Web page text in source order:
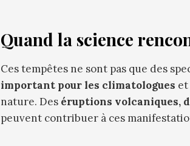
Quand la science
Ces tempêtes ne sont pas que des
important pour les climatologues
nature. Des éruptions volcaniques,
peuvent contribuer à ces